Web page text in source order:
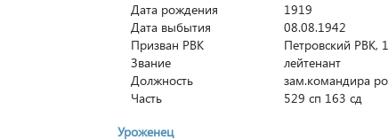
Дата рождения
1919
Дата выбытия
08.08.1942
Призван РВК
Петровский РВК,
Звание
лейтенант
Должность
зам.командира
Часть
529 сп 163 сд
Уроженец